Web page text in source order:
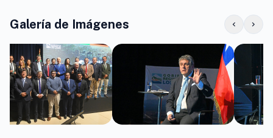
Galería de Imágenes chevron_left chevron_right